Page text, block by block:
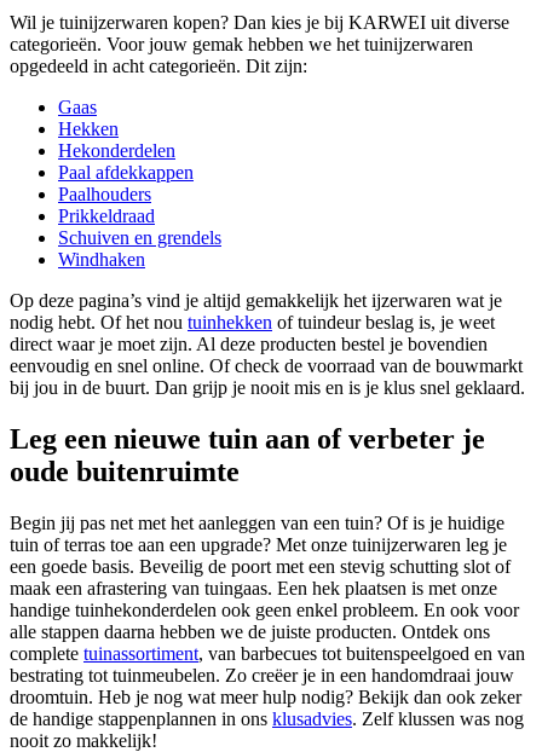
Wil je tuinijzerwaren kopen? Dan kies je bij KARWEI uit diverse
categorieën. Voor jouw gemak hebben we het tuinijzerwaren
opgedeeld in acht categorieën. Dit zijn:
Gaas
Hekken
Hekonderdelen
Paal afdekkappen
Paalhouders
Prikkeldraad
Schuiven en grendels
Windhaken
Op deze pagina’s vind je altijd gemakkelijk het ijzerwaren wat je
nodig hebt. Of het nou tuinhekken of tuindeur beslag is, je weet
direct waar je moet zijn. Al deze producten bestel je bovendien
eenvoudig en snel online. Of check de voorraad van de bouwmarkt
bij jou in de buurt. Dan grijp je nooit mis en is je klus snel geklaard.
Leg een nieuwe tuin aan of verbeter je
oude buitenruimte
Begin jij pas net met het aanleggen van een tuin? Of is je huidige
tuin of terras toe aan een upgrade? Met onze tuinijzerwaren leg je
een goede basis. Beveilig de poort met een stevig schutting slot of
maak een afrastering van tuingaas. Een hek plaatsen is met onze
handige tuinhekonderdelen ook geen enkel probleem. En ook voor
alle stappen daarna hebben we de juiste producten. Ontdek ons
complete tuinassortiment, van barbecues tot buitenspeelgoed en van
bestrating tot tuinmeubelen. Zo creëer je in een handomdraai jouw
droomtuin. Heb je nog wat meer hulp nodig? Bekijk dan ook zeker
de handige stappenplannen in ons klusadvies. Zelf klussen was nog
nooit zo makkelijk!